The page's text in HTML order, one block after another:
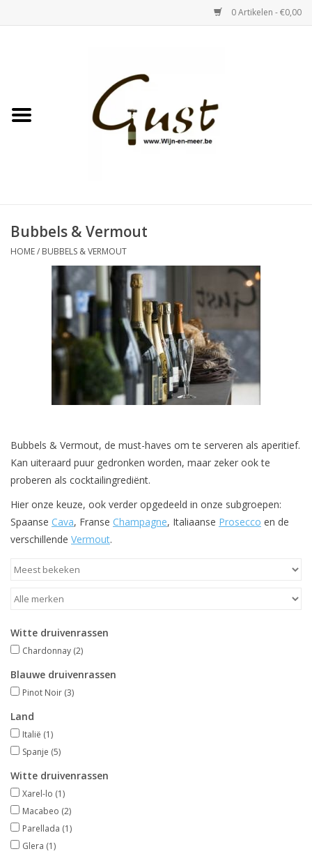
0 Artikelen - €0,00
Witte wijn
Bubbels & Vermout
Sterke Dranken
Tastings & zaalverhuur
Bubbels & Vermout
HOME/ BUBBELS & VERMOUT
Bubbels & Vermout, de must-haves om te serveren als aperitief.
Kan uiteraard puur gedronken worden, maar zeker ook te
proberen als cocktailingrediënt.
Hier onze keuze, ook verder opgedeeld in onze subgroepen:
Spaanse Cava, Franse Champagne, Italiaanse Prosecco en de
verschillende Vermout.
Witte druivenrassen
Chardonnay (2)
Blauwe druivenrassen
Pinot Noir (3)
Land
Italië (1)
Spanje (5)
Witte druivenrassen
Xarel-lo (1)
Macabeo (2)
Parellada (1)
Glera (1)